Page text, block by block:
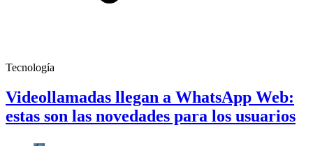
Tecnología
Videollamadas llegan a WhatsApp Web:
estas son las novedades para los usuarios